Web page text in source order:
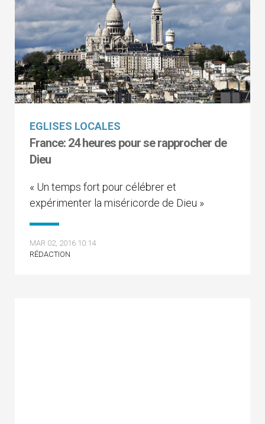
EGLISES LOCALES
France: 24 heures pour se rapprocher de
Dieu
« Un temps fort pour célébrer et
expérimenter la miséricorde de Dieu »
MAR 02, 2016 10:14
RÉDACTION